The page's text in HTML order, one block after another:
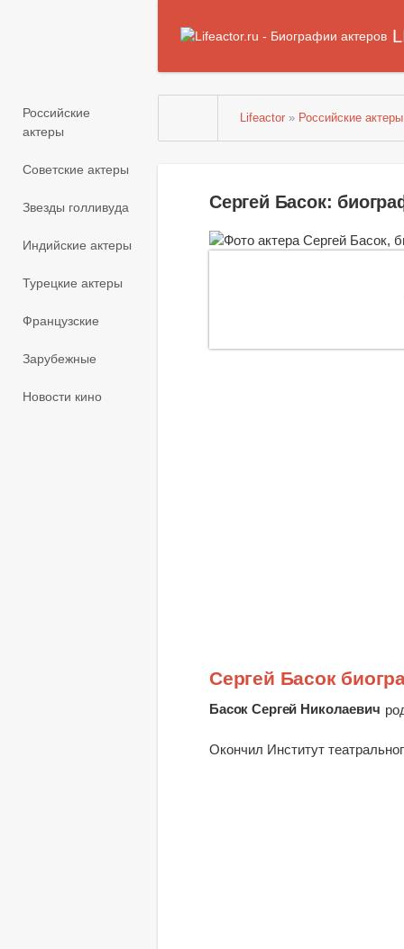
Российские
актеры
Советские актеры
Звезды голливуда
Индийские актеры
Турецкие актеры
Французские
Зарубежные
Новости кино
Lifeactor » Российские актеры
Сергей Басок:
Сергей Басок
Басок Сергей Николаевич
Окончил Институт